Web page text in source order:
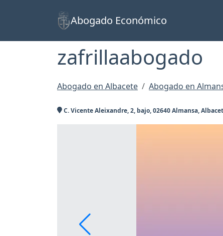
Abogado Económico
zafrillaabogado
Abogado en Albacete Abogado en
C. Vicente Aleixandre, 2, bajo, 02640 Almansa,